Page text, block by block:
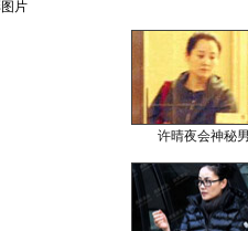
片
许晴夜会神秘男